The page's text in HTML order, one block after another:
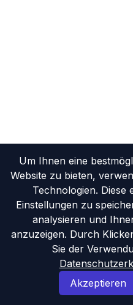
80x
Um Ihnen eine
Website zu bieten,
Technologien. Diese
Einstellungen zu
analysieren und
anzuzeigen. Durch
Sie der
Akzeptieren